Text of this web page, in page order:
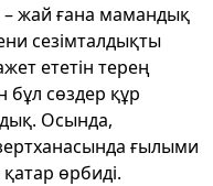
жай ғана мамандық
сезімталдықты
ететін терең
сөздер құр
Осында,
ғылыми
қатар өрбиді.